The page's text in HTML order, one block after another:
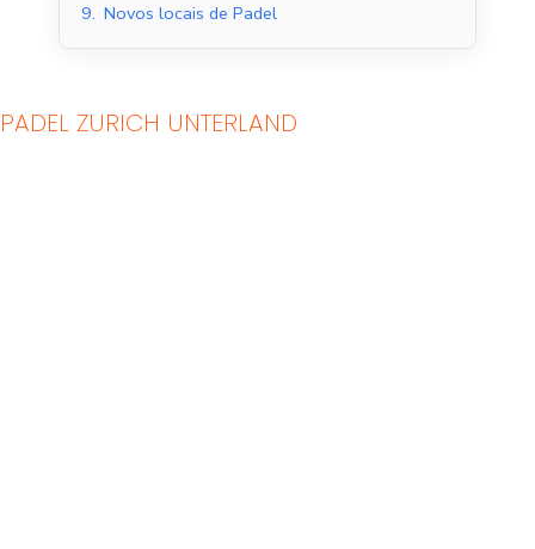
9. Novos locais de Padel
PADEL ZURICH UNTERLAND